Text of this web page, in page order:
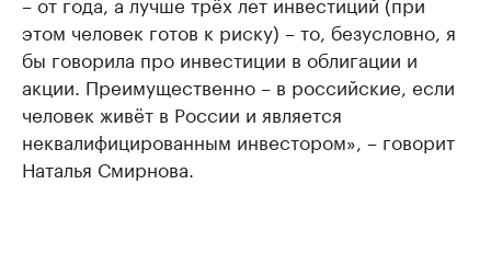
этом человек готов к риску) – то, безусловно, я
бы говорила про инвестиции в облигации и
акции. Преимущественно – в российские, если
человек живёт в России и является
неквалифицированным инвестором», – говорит
Наталья Смирнова.